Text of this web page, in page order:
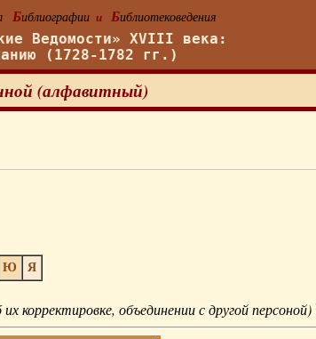
Библиографии и Библиотековедения
Ведомости» XVIII века:
(1728-1782 гг.)
(алфавитный)
Ю Я
корректировке, объединении с другой персоной)